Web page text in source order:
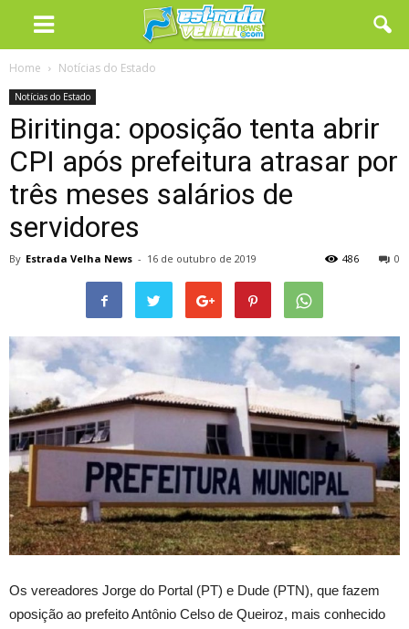
Home Notícias do Estado
Notícias do Estado
Biritinga: oposição tenta abrir
CPI após prefeitura atrasar por
três meses salários de
servidores
By Estrada Velha News - 16 de outubro de 2019 0
486
Os vereadores Jorge do Portal (PT) e Dude (PTN), que fazem
oposição ao prefeito Antônio Celso de Queiroz, mais conhecido